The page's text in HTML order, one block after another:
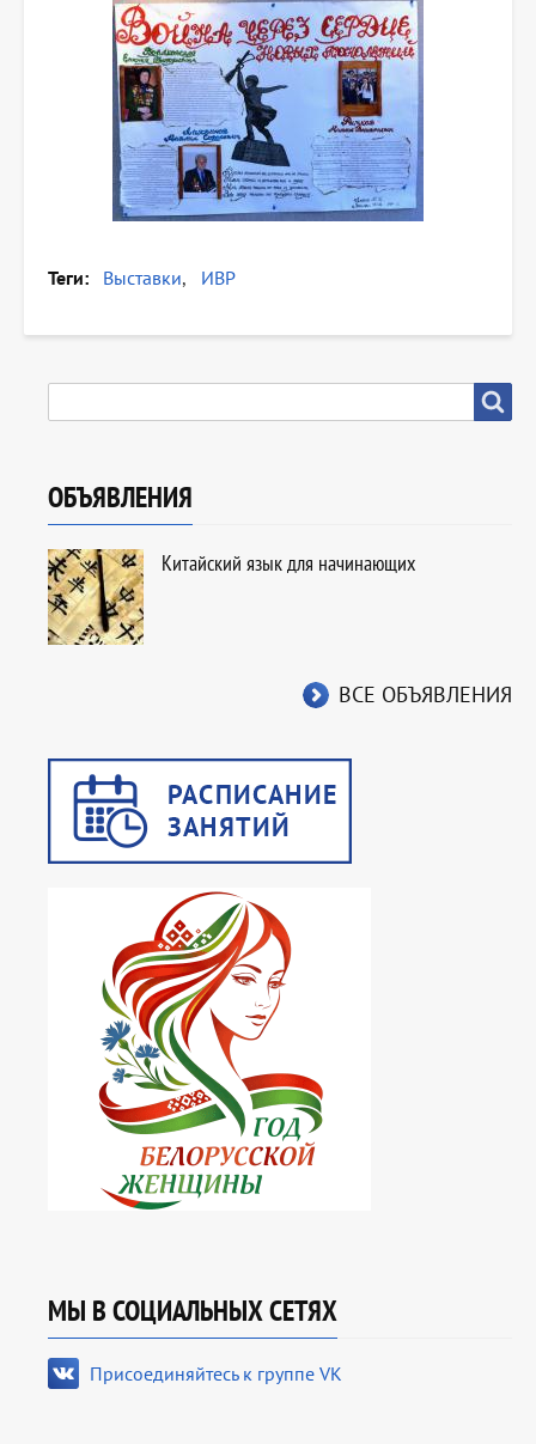
Теги Выставки ИВР
ОБЪЯВЛЕНИЯ
Китайский язык для начинающих
ВСЕ ОБЪЯВЛЕНИЯ
МЫ В СОЦИАЛЬНЫХ СЕТЯХ
Присоединяйтесь к группе VK